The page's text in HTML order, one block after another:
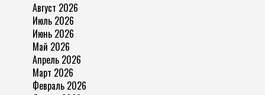
Август 2026
Июль 2026
Июнь 2026
Май 2026
Апрель 2026
Март 2026
Февраль 2026